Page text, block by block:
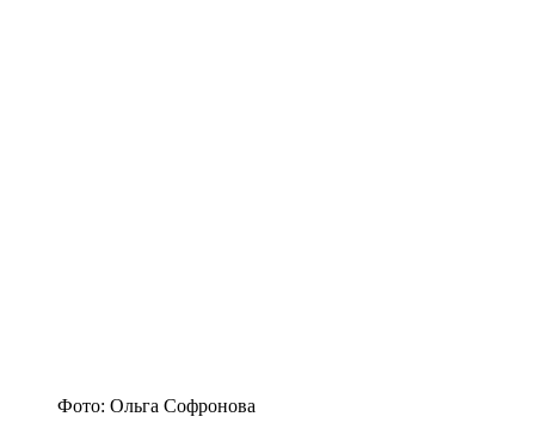
Фото: Ольга Софронова